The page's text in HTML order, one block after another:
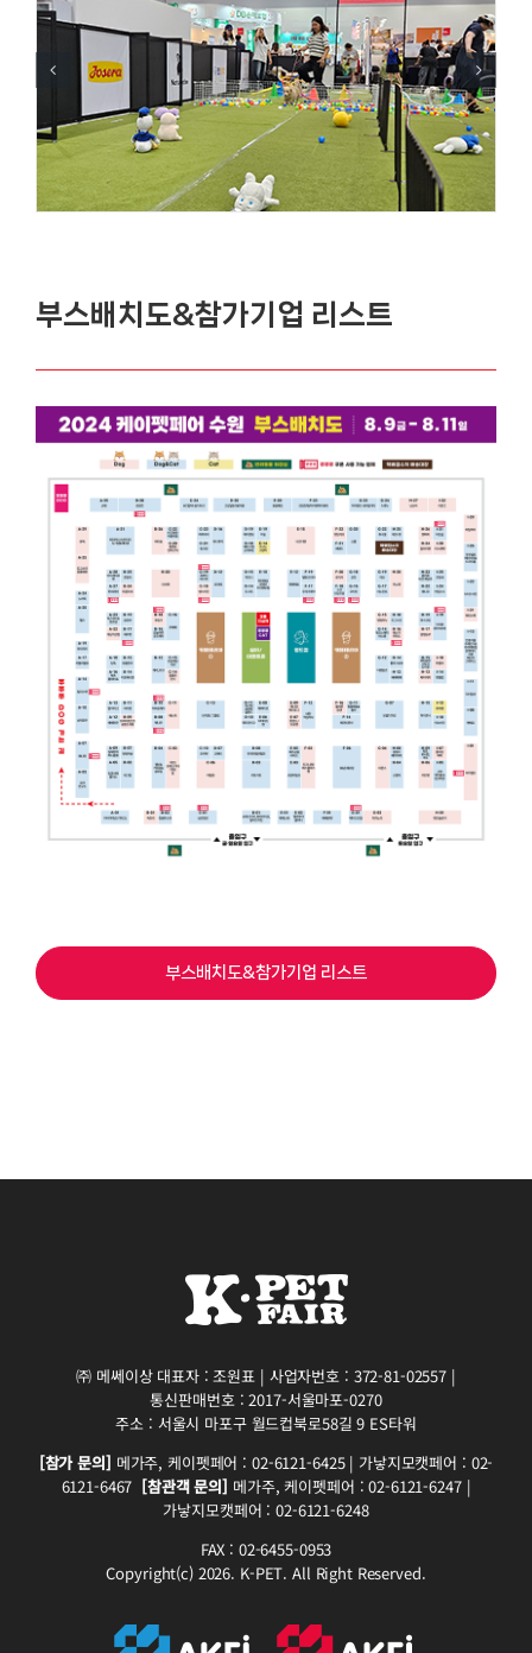
부스배치도&참가기업 리스트
부스배치도&참가기업 리스트
㈜ 메쎄이상 대표자 : 조원표 | 사업자번호 : 372-81-02557 |
통신판매번호 : 2017-서울마포-0270
주소 : 서울시 마포구 월드컵북로58길 9 ES타워
[참가 문의] 메가주, 케이펫페어 : 02-6121-6425 | 가낳지모캣페어 : 02-
6121-6467 [참관객 문의] 메가주, 케이펫페어 : 02-6121-6247 |
가낳지모캣페어 : 02-6121-6248
FAX : 02-6455-0953
Copyright(c) 2026. K-PET. All Right Reserved.